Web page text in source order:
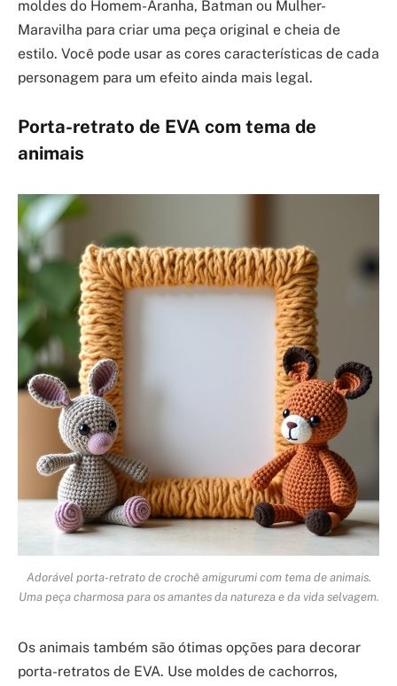
moldes do Homem-Aranha, Batman ou Mulher-
Maravilha para criar uma peça original e cheia de
estilo. Você pode usar as cores características de cada
personagem para um efeito ainda mais legal.
Porta-retrato de EVA com tema de
animais
Adorável porta-retrato de crochê amigurumi com tema de animais.
Uma peça charmosa para os amantes da natureza e da vida selvagem.
Os animais também são ótimas opções para decorar
porta-retratos de EVA. Use moldes de cachorros,